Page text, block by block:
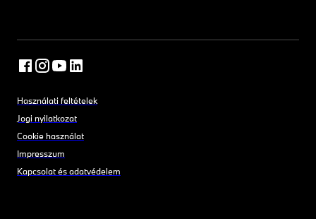
Használati feltételek
Jogi nyilatkozat
Cookie használat
Impresszum
Kapcsolat és adatvédelem